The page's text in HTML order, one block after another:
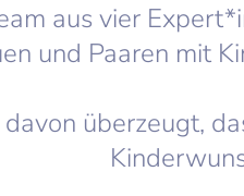
aus vier
und Paaren mit
überzeugt,